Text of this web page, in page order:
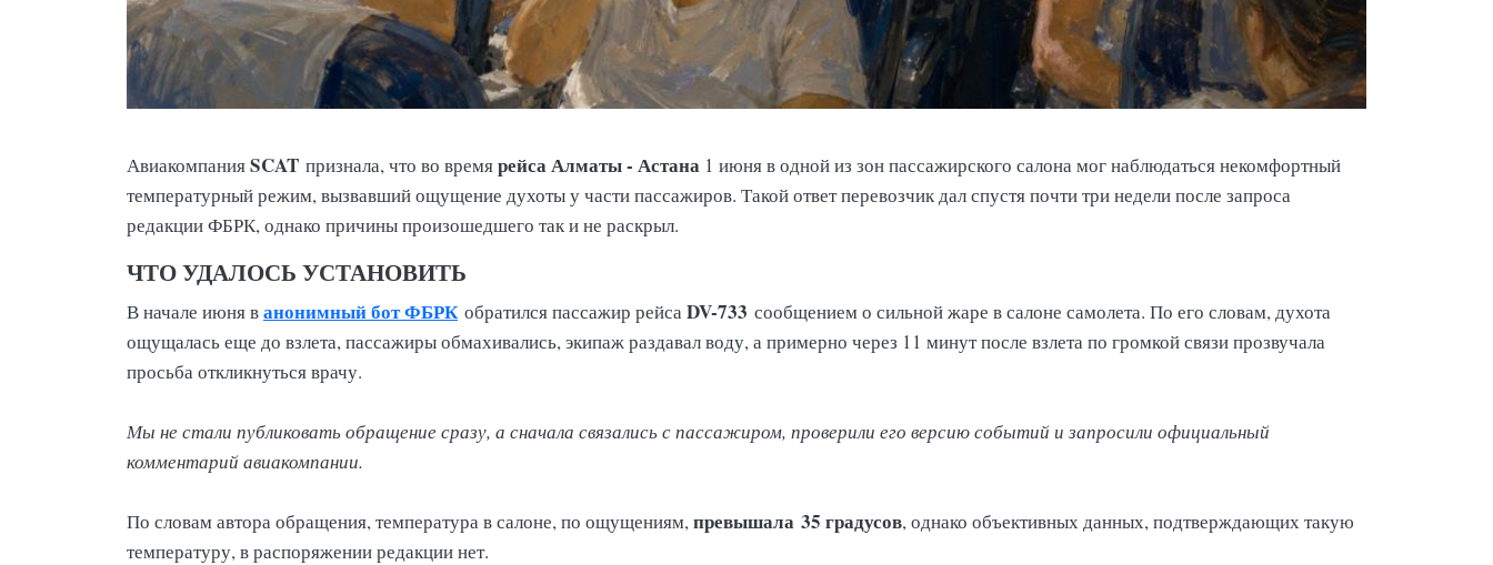
АвиакомпанияSCAT признала, что во времярейса Алматы - Астана 1 июня в одной из зон пассажирского салона мог наблюдаться некомфортный
температурный режим, вызвавший ощущение духоты у части пассажиров. Такой ответ перевозчик дал спустя почти три недели после запроса
редакции ФБРК, однако причины произошедшего так и не раскрыл.
ЧТО УДАЛОСЬ УСТАНОВИТЬ
В начале июня ванонимный бот ФБРКобратился пассажир рейсаDV-733 сообщением о сильной жаре в салоне самолета. По его словам, духота
ощущалась еще до взлета, пассажиры обмахивались, экипаж раздавал воду, а примерно через 11 минут после взлета по громкой связи прозвучала
просьба откликнуться врачу.
Мы не стали публиковать обращение сразу, а сначала связались с пассажиром, проверили его версию событий и запросили официальный
комментарий авиакомпании.
По словам автора обращения, температура в салоне, по ощущениям,превышала 35 градусов, однако объективных данных, подтверждающих такую
температуру, в распоряжении редакции нет.